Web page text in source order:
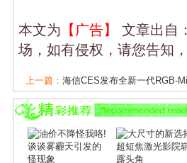
本文为 【广告】
文章出自
场，如有侵权，请您告知
上一篇： 海信CES发布全新一代RGB-
下一篇：探究创维光伏的归属：是否为